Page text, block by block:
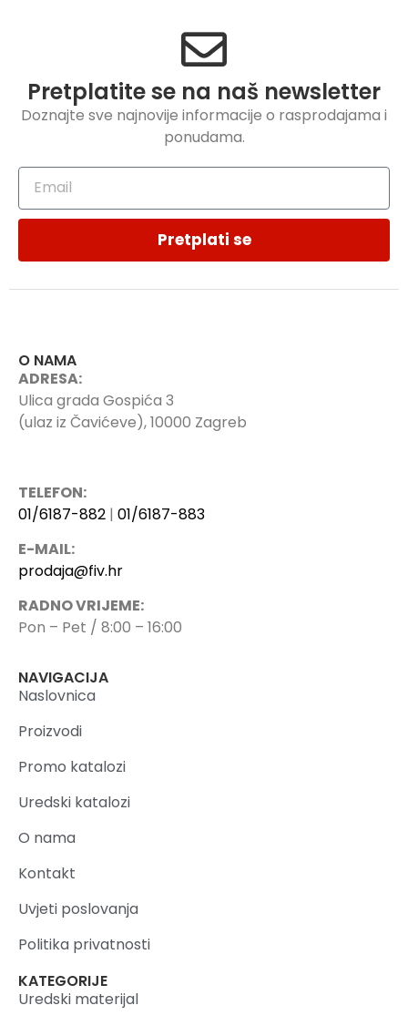
Pretplatite se na naš newsletter
Doznajte sve najnovije informacije o rasprodajama i
ponudama.
Pretplati se
O NAMA
ADRESA:
Ulica grada Gospića 3
(ulaz iz Čavićeve), 10000 Zagreb
TELEFON:
01/6187-882 | 01/6187-883
E-MAIL:
prodaja@fiv.hr
RADNO VRIJEME:
Pon – Pet / 8:00 – 16:00
NAVIGACIJA
Naslovnica
Proizvodi
Promo katalozi
Uredski katalozi
O nama
Kontakt
Uvjeti poslovanja
Politika privatnosti
KATEGORIJE
Uredski materijal